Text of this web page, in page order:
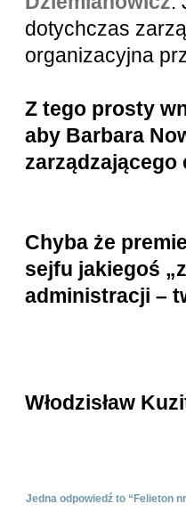
dotychczas
organizacyjna
Z tego prosty
aby Barbara
zarządzającego
Chyba że
sejfu jakiegoś
administracji –
Włodzisław
Jedna odpowiedź to “Felieton